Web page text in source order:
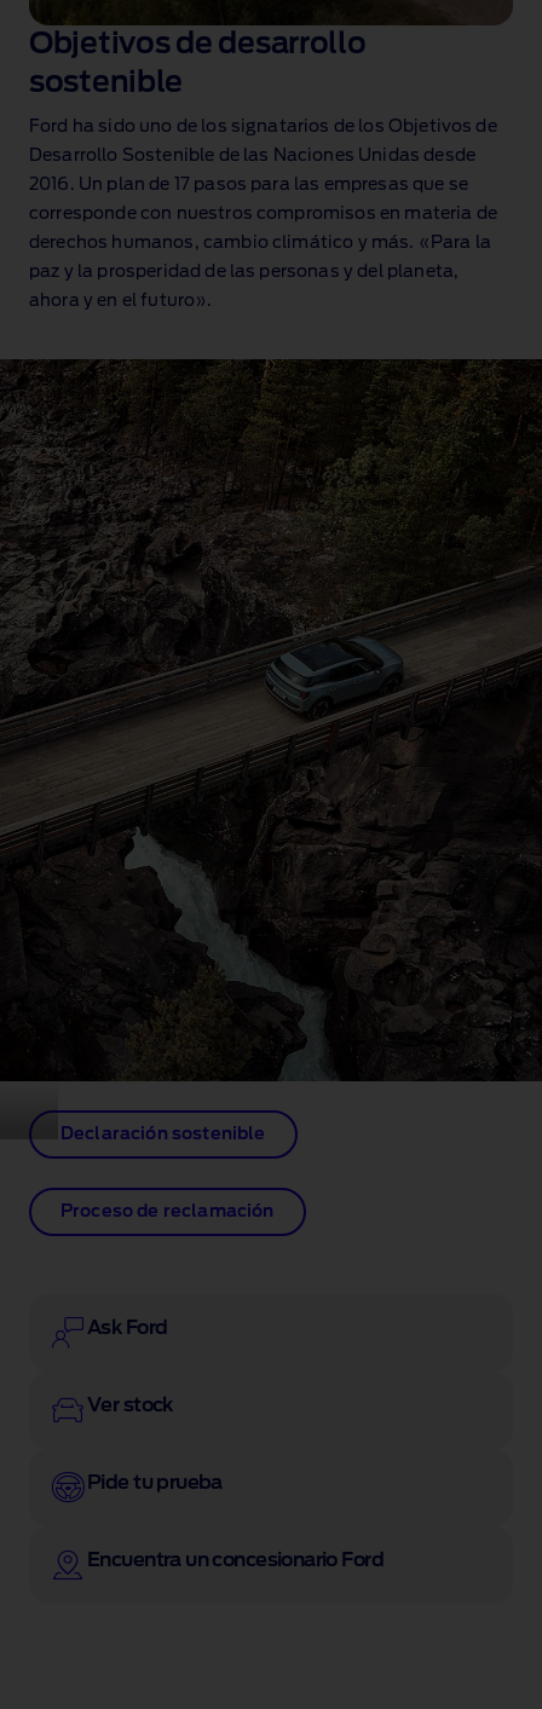
Objetivos de desarrollo
sostenible
Ford ha sido uno de los signatarios de los Objetivos de
Desarrollo Sostenible de las Naciones Unidas desde
2016. Un plan de 17 pasos para las empresas que se
corresponde con nuestros compromisos en materia de
derechos humanos, cambio climático y más. «Para la
paz y la prosperidad de las personas y del planeta,
ahora y en el futuro».
Declaración sostenible
Proceso de reclamación
Ask Ford
Ver stock
Pide tu prueba
Encuentra un concesionario Ford